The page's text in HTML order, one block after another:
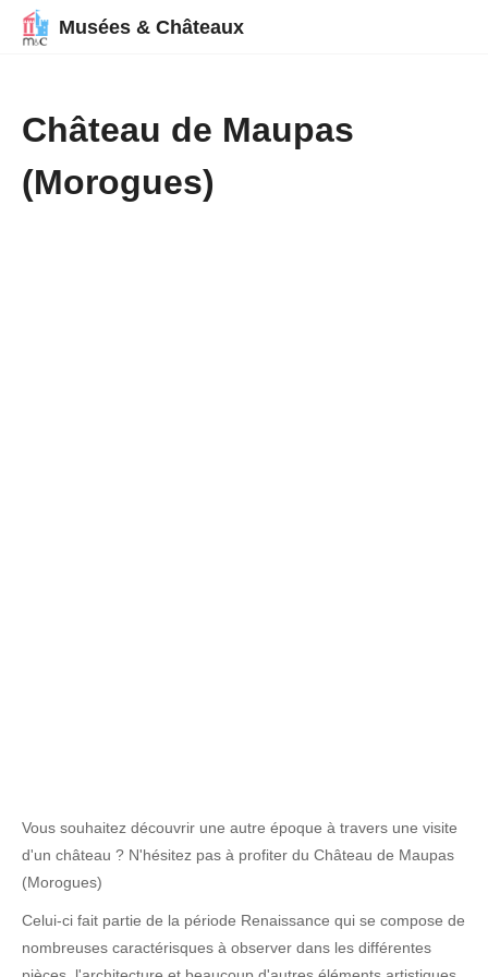
Musées & Châteaux
Château de Maupas
(Morogues)
Vous souhaitez découvrir une autre époque à travers une visite
d'un château ? N'hésitez pas à profiter du Château de Maupas
(Morogues)
Celui-ci fait partie de la période Renaissance qui se compose de
nombreuses caractérisques à observer dans les différentes